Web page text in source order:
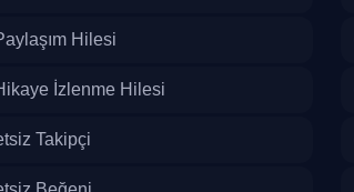
Hilesi
İzlenme Hilesi
Takipçi